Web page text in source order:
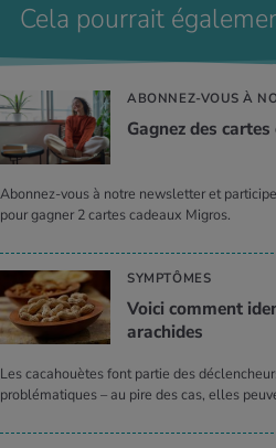
Cela pourrait
ABONNEZ-VOUS À
Gagnez des
Abonnez-vous à notre newsletter et
pour gagner 2 cartes cadeaux Migros.
SYMPTÔMES
Voici comment
arachides
Les cacahouètes font partie des
problématiques – au pire des cas, elles